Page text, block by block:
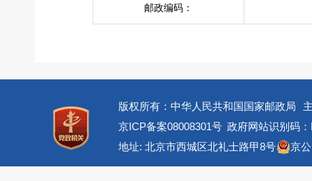
邮政编码：
版权所有：中华人民共和国国家邮政局
京ICP备案08008301号 政府网站识别码
地址: 北京市西城区北礼士路甲8号
京